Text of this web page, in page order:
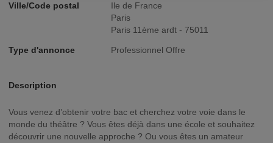
Ville/Code postal
Ile de France
Paris
Paris 11ème ardt - 75011
Type d'annonce Professionnel Offre
Description
Vous venez d’obtenir votre bac et cherchez votre voie dans le
monde du théâtre ? Vous êtes déjà dans une école et souhaitez
découvrir une nouvelle approche ? Ou vous êtes un amateur